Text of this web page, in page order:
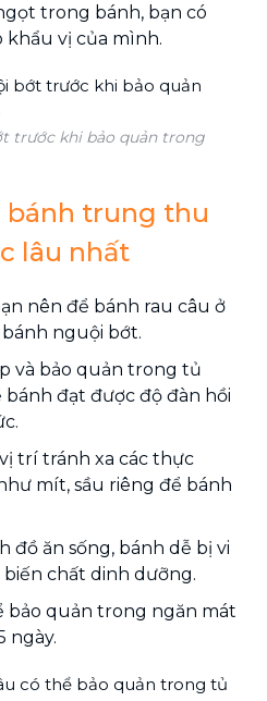
trong bánh, bạn có
vị của mình.
trước khi bảo quản trong
bánh trung thu
lâu nhất
nên để bánh rau câu ở
nguội bớt.
và bảo quản trong tủ
bánh đạt được độ đàn hồi
trí tránh xa các thực
mít, sầu riêng để bánh
đồ ăn sống, bánh dễ bị vi
chất dinh dưỡng.
bảo quản trong ngăn mát
ngày.